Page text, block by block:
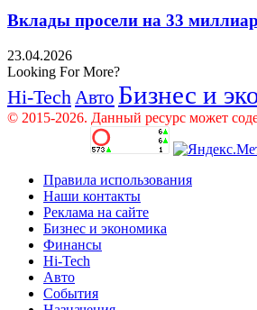
Вклады просели на 33
23.04.2026
Looking For More?
Hi-Tech Авто Бизнес и
© 2015-2026. Данный ресурс может
Правила использования
Наши контакты
Реклама на сайте
Бизнес и экономика
Финансы
Hi-Tech
Авто
События